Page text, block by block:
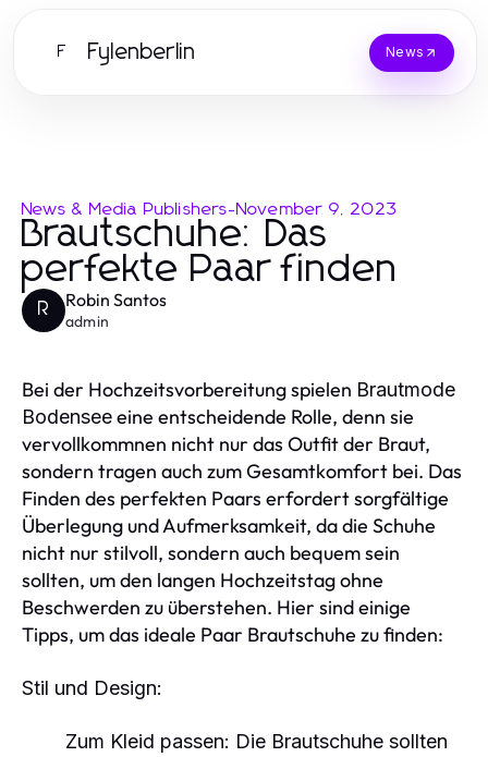
F Fylenberlin News
News & Media Publishers-November 9, 2023
Brautschuhe: Das
perfekte Paar finden
R Robin Santos
admin
Bei der Hochzeitsvorbereitung spielen Brautmode
Bodenseeeine entscheidende Rolle, denn sie
vervollkommnen nicht nur das Outfit der Braut,
sondern tragen auch zum Gesamtkomfort bei. Das
Finden des perfekten Paars erfordert sorgfältige
Überlegung und Aufmerksamkeit, da die Schuhe
nicht nur stilvoll, sondern auch bequem sein
sollten, um den langen Hochzeitstag ohne
Beschwerden zu überstehen. Hier sind einige
Tipps, um das ideale Paar Brautschuhe zu finden:
Stil und Design:
Zum Kleid passen: Die Brautschuhe sollten